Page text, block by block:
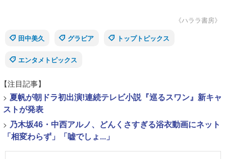
《ハララ書房》
田中美久
グラビア トップトピックス
エンタメトピックス
【注目記事】
> 夏帆が朝ドラ初出演!連続テレビ小説『巡るスワン』新キャ
ストが発表
> 乃木坂46・中西アルノ、どんくさすぎる浴衣動画にネット
「相変わらず」「嘘でしょ...」